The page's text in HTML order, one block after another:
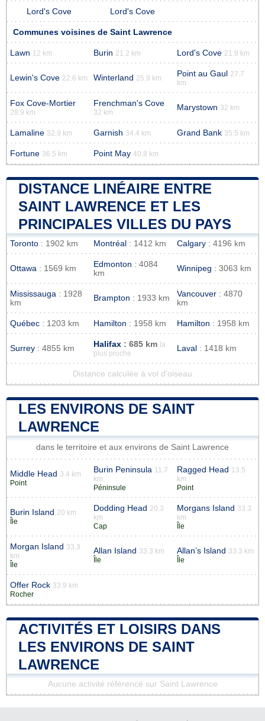
Lord's Cove Lord's Cove
Communes voisines de Saint Lawrence
Lawn 12 km Burin 21.2 km Lord's Cove 21.9 km
Lewin's Cove 22.6 km Winterland 25.9 km Point au Gaul 27.7
km
Fox Cove-Mortier
28.9 km
Frenchman's Cove
32 km
Marystown 32 km
Lamaline 32.9 km Garnish 34.4 km Grand Bank 35.5 km
Fortune 36.5 km Point May 40.8 km
DISTANCE LINÉAIRE ENTRE
SAINT LAWRENCE ET LES
PRINCIPALES VILLES DU PAYS
Toronto : 1902 km Montréal : 1412 km Calgary : 4196 km
Ottawa : 1569 km Edmonton : 4084
km
Winnipeg : 3063 km
Mississauga : 1928
km
Brampton : 1933 km Vancouver : 4870
km
Québec : 1203 km Hamilton : 1958 km Hamilton : 1958 km
Surrey : 4855 km Halifax : 685 km
la
plus proche
Laval : 1418 km
Distance calculée à vol d'oiseau
LES ENVIRONS DE SAINT
LAWRENCE
dans le territoire et aux environs de Saint Lawrence
Middle Head 3.4 km
Point
Burin Peninsula 11.7
km
Péninsule
Ragged Head 13.5
km
Point
Burin Island 20 km
Île
Dodding Head 20.3
km
Cap
Morgans Island 33.3
km
Île
Morgan Island 33.3
km
Île
Allan Island 33.3 km
Île
Allan’s Island 33.3 km
Île
Offer Rock 33.9 km
Rocher
ACTIVITÉS ET LOISIRS DANS
LES ENVIRONS DE SAINT
LAWRENCE
Aucune activité référencé sur Saint Lawrence